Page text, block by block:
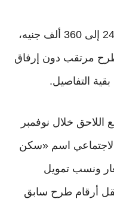
أما اسم «الإعلان 18» مع سعر 245 إلى 360 ألف جنيه،
مرتقب دون إرفاق
التفاصيل.
خلال نوفمبر
الاجتماعي اسم «سكن
له أسعار ونسب تمويل
أرقام طرح سابق